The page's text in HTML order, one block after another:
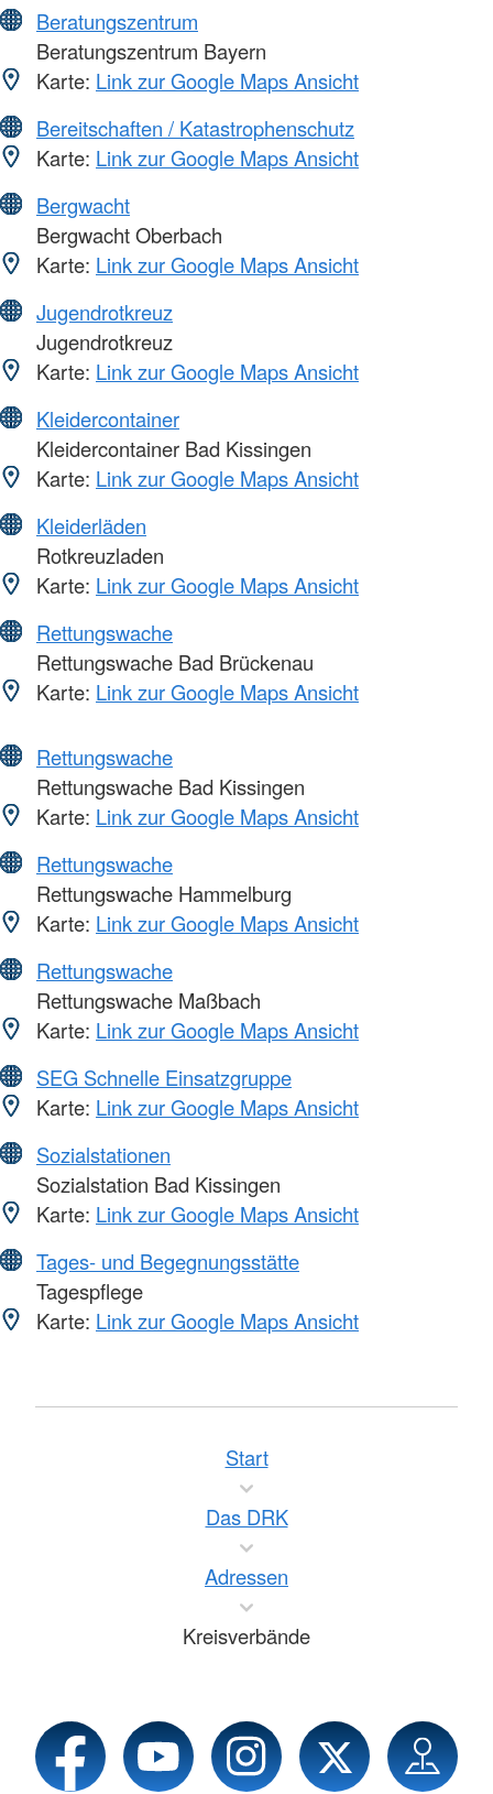
Beratungszentrum
Beratungszentrum Bayern
Karte: Link zur Google Maps Ansicht
Bereitschaften / Katastrophenschutz
Karte: Link zur Google Maps Ansicht
Bergwacht
Bergwacht Oberbach
Karte: Link zur Google Maps Ansicht
Jugendrotkreuz
Jugendrotkreuz
Karte: Link zur Google Maps Ansicht
Kleidercontainer
Kleidercontainer Bad Kissingen
Karte: Link zur Google Maps Ansicht
Kleiderläden
Rotkreuzladen
Karte: Link zur Google Maps Ansicht
Rettungswache
Rettungswache Bad Brückenau
Karte: Link zur Google Maps Ansicht
Rettungswache
Rettungswache Bad Kissingen
Karte: Link zur Google Maps Ansicht
Rettungswache
Rettungswache Hammelburg
Karte: Link zur Google Maps Ansicht
Rettungswache
Rettungswache Maßbach
Karte: Link zur Google Maps Ansicht
SEG Schnelle Einsatzgruppe
Karte: Link zur Google Maps Ansicht
Sozialstationen
Sozialstation Bad Kissingen
Karte: Link zur Google Maps Ansicht
Tages- und Begegnungsstätte
Tagespflege
Karte: Link zur Google Maps Ansicht
Start
Das DRK
Adressen
Kreisverbände